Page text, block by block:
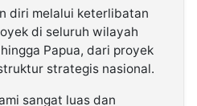
diri melalui keterlibatan
di seluruh wilayah
Papua, dari proyek
strategis nasional.
sangat luas dan